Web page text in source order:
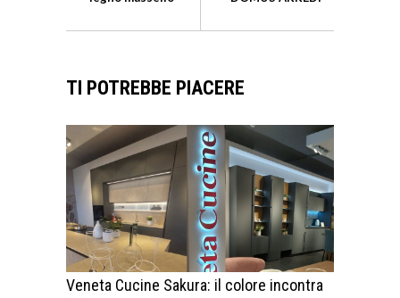
TI POTREBBE PIACERE
Veneta Cucine Sakura: il colore incontra